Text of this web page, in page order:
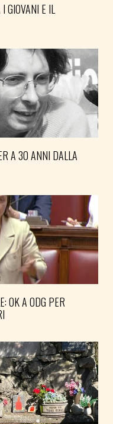
GIOVANI E IL
A 30 ANNI DALLA
OK A ODG PER